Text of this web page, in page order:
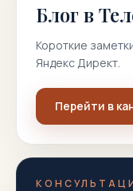
Блог в
Короткие
Яндекс Директ.
Перейти в